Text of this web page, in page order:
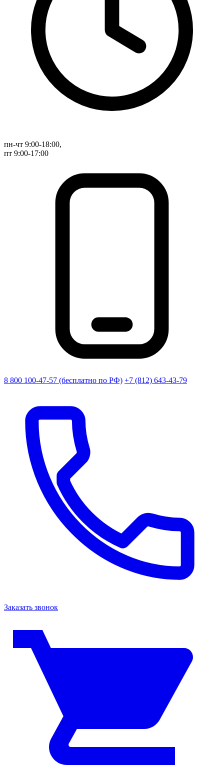
пн-чт 9:00-18:00,
пт 9:00-17:00
8 800 100-47-57 (бесплатно по РФ) +7 (812) 643-43-79
Заказать звонок